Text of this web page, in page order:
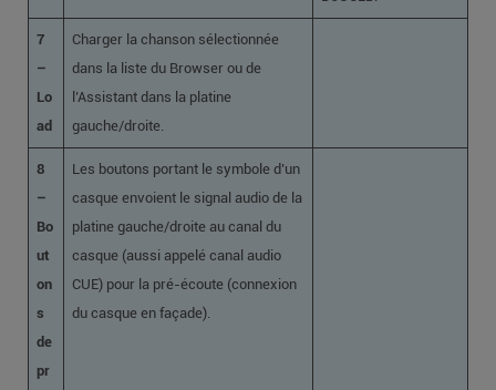
7
–
Lo
ad
Charger la chanson sélectionnée
dans la liste du Browser ou de
l’Assistant dans la platine
gauche/droite.
8
–
Bo
ut
on
s
de
pr
Les boutons portant le symbole d’un
casque envoient le signal audio de la
platine gauche/droite au canal du
casque (aussi appelé canal audio
CUE) pour la pré-écoute (connexion
du casque en façade).